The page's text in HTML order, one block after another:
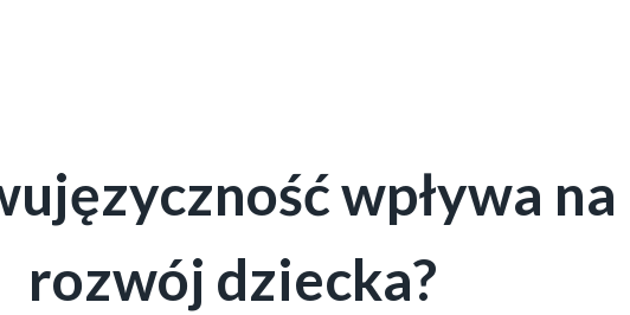
wpływa na
rozwój dziecka?